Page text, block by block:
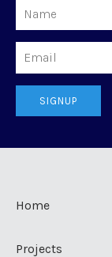
SIGNUP
Home
Projects